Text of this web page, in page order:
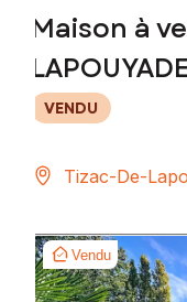
Maison à
VENDU
Tizac-De-
Vendu